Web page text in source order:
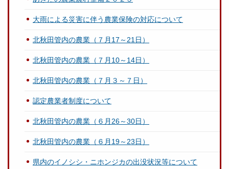
大雨による災害に伴う農業保険の対応について
北秋田管内の農業（７月17～21日）
北秋田管内の農業（７月10～14日）
北秋田管内の農業（７月３～７日）
認定農業者制度について
北秋田管内の農業（６月26～30日）
北秋田管内の農業（６月19～23日）
県内のイノシシ・ニホンジカの出没状況等について